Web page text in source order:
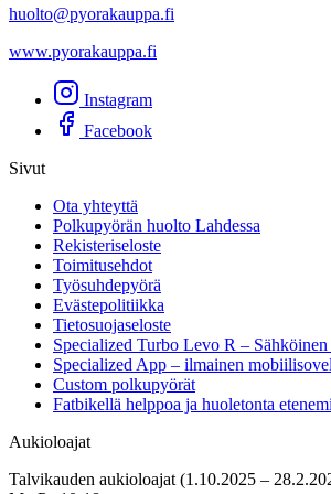
huolto@pyorakauppa.fi
www.pyorakauppa.fi
Instagram
Facebook
Sivut
Ota yhteyttä
Polkupyörän huolto Lahdessa
Rekisteriseloste
Toimitusehdot
Työsuhdepyörä
Evästepolitiikka
Tietosuojaseloste
Specialized Turbo Levo R –
Specialized App – ilmainen
Custom polkupyörät
Fatbikellä helppoa ja huoletonta
Aukioloajat
Talvikauden aukioloajat (1.10.2025 –